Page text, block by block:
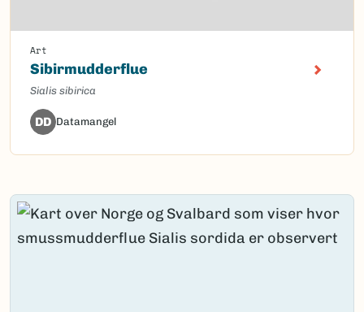
Art
Sibirmudderflue
Sialis sibirica
DD Datamangel